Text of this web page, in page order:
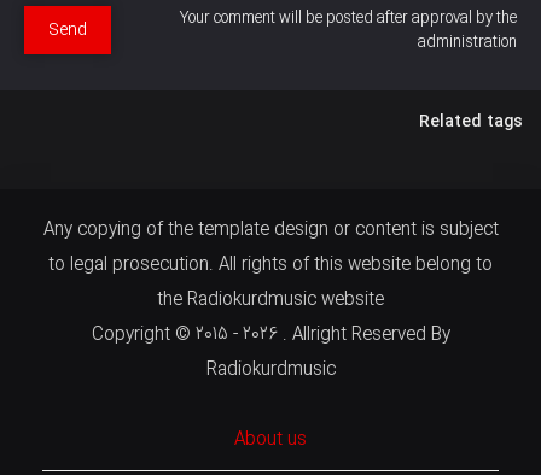
Your comment will be posted after approval by the
administration
Send
Related tags
Any copying of the template design or content is subject
to legal prosecution. All rights of this website belong to
the Radiokurdmusic website
Copyright © 2015 - 2026 . Allright Reserved By
Radiokurdmusic
About us